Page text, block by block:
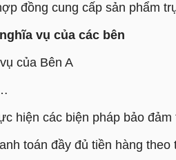
đồng cung cấp sản phẩm
vụ của các bên
của Bên A
hiện các biện pháp bảo
toán đầy đủ tiền hàng